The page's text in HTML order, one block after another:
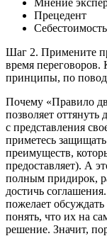
Прецедент
Шаг 2. Примените
время переговоров.
принципы, по
Почему «Правило
позволяет
с представления
приметесь
преимуществ,
предоставляет). А
полным придирок,
достичь
пожелает
понять, что их на
решение. Значит,